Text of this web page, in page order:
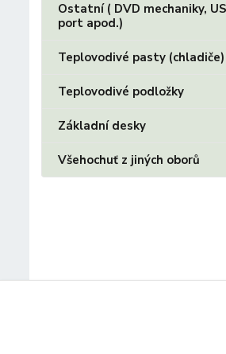
Ostatní ( DVD mechaniky,
port apod.)
Teplovodivé pasty (chladiče)
Teplovodivé podložky
Základní desky
Všehochuť z jiných oborů